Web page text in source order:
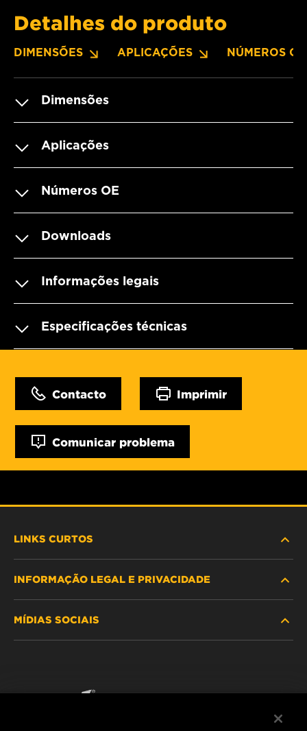
Detalhes do produto
DIMENSÕES APLICAÇÕES NÚMEROS OE
Dimensões
Aplicações
Números OE
Downloads
Informações legais
Especificações técnicas
Contacto Imprimir
Comunicar problema
LINKS CURTOS
PROCURE O FILTRO
ONDE COMPRAR
CONTACTE NOS
INFORMAÇÃO LEGAL E PRIVACIDADE
MÍDIAS SOCIAIS